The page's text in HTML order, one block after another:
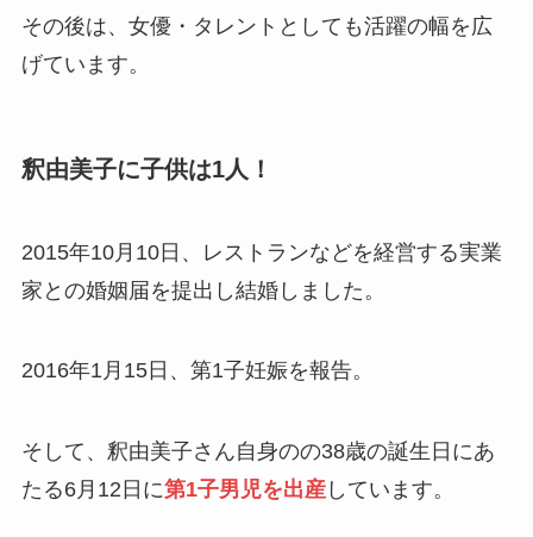
その後は、女優・タレントとしても活躍の幅を広
げています。
釈由美子に子供は1人！
2015年10月10日、レストランなどを経営する実業
家との婚姻届を提出し結婚しました。
2016年1月15日、第1子妊娠を報告。
そして、釈由美子さん自身のの38歳の誕生日にあ
たる6月12日に第1子男児を出産しています。